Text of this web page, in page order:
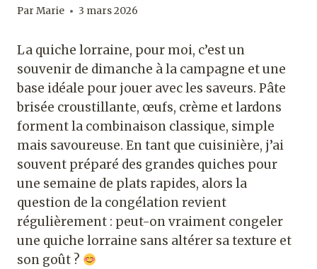
Par Marie 3 mars 2026
La quiche lorraine, pour moi, c’est un
souvenir de dimanche à la campagne et une
base idéale pour jouer avec les saveurs. Pâte
brisée croustillante, œufs, crème et lardons
forment la combinaison classique, simple
mais savoureuse. En tant que cuisinière, j’ai
souvent préparé des grandes quiches pour
une semaine de plats rapides, alors la
question de la congélation revient
régulièrement : peut-on vraiment congeler
une quiche lorraine sans altérer sa texture et
son goût ?